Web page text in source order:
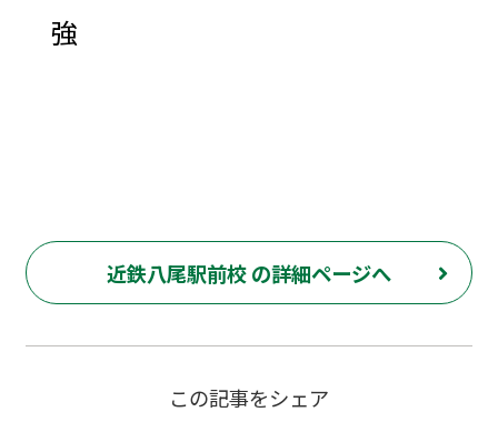
強
近鉄八尾駅前校 の詳細ページへ
この記事をシェア